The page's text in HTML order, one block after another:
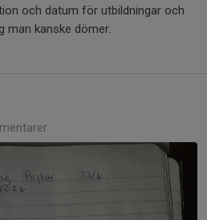
och datum för utbildningar och
man kanske dömer.